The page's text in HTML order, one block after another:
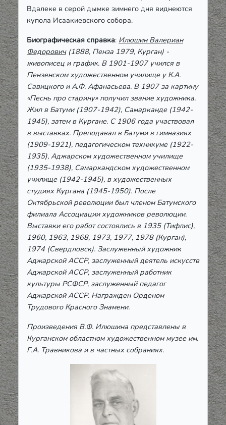
Вдалеке в серой дымке зимнего дня виднеются
купола Исаакиевского собора.
Биографическая справка: Илюшин Валериан
Федорович(1888, Пенза 1979, Курган) -
живописец и график. В 1901-1907 учился в
Пензенском художественном училище у К.А.
Савицкого и А.Ф. Афанасьева. В 1907 за картину
«Песнь про старину» получил звание художника.
Жил в Батуми (1907-1942), Самарканде (1942-
1945), затем в Кургане. С 1906 года участвовал
в выставках. Преподавал в Батуми в гимназиях
(1909-1921), педагогическом техникуме (1922-
1935), Аджарском художественном училище
(1935-1938), Самаркандском художественном
училище (1942-1945), в художественных
студиях Кургана (1945-1950). После
Октябрьской революции был членом Батумского
филиала Ассоциации художников революции.
Выставки его работ состоялись в 1935 (Тифлис),
1960, 1963, 1968, 1973, 1977, 1978 (Курган),
1974 (Свердловск). Заслуженный художник
Аджарской АССР, заслуженный деятель искусств
Аджарской АССР, заслуженный работник
культуры РСФСР, заслуженный педагог
Аджарской АССР. Награжден Орденом
Трудового Красного Знамени.
Произведения В.Ф. Илюшина представлены в
Курганском областном художественном музее им.
Г.А. Травникова и в частных собраниях.